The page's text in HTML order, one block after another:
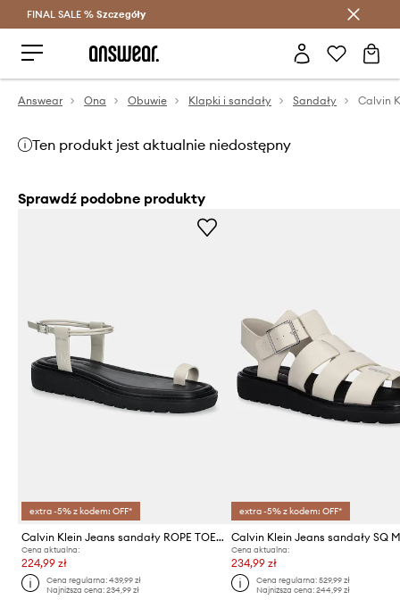
Oszczędzaj z Answear Club >
FINAL SALE % Szczegóły
Answear Ona Obuwie Klapki i sandały Sandały
Ten produkt jest aktualnie niedostępny
Sprawdź podobne produkty
extra -5% z kodem: OFF*
Calvin Klein Jeans sandały ROPE TOE POST SANDAL LTH MG
Cena aktualna:
224,99 zł
Cena regularna:439,99 zł
Najniższa cena:234,99 zł
extra -5% z kodem: OFF*
Cena aktualna:
234,99 zł
Cena regularna: 529,99 zł
Najniższa cena: 244,99 zł